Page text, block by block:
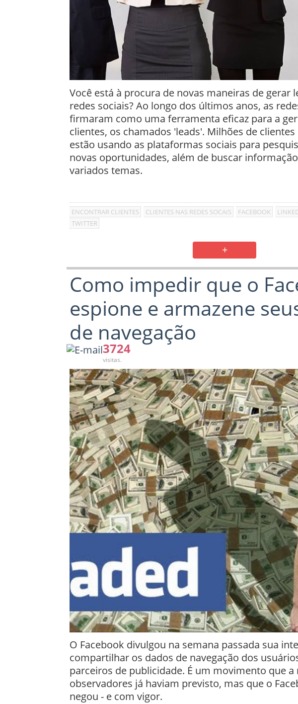
Você está à procura de novas maneiras de gerar
redes sociais? Ao longo dos últimos anos, as
firmaram como uma ferramenta eficaz para a
clientes, os chamados 'leads'. Milhões de
estão usando as plataformas sociais para
novas oportunidades, além de buscar
variados temas.
ENCONTRAR CLIENTES CLIENTES NAS REDES SOCAIS FACEBOOK
TWITTER
+
Como impedir que o
espione e armazene
de navegação
3724
visitas.
O Facebook divulgou na semana passada sua
compartilhar os dados de navegação dos
parceiros de publicidade. É um movimento que
observadores já haviam previsto, mas que o
negou - e com vigor.